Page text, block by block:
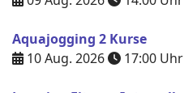
Aquajogging 2 Kurse
10 Aug. 2026
17:00 Uhr